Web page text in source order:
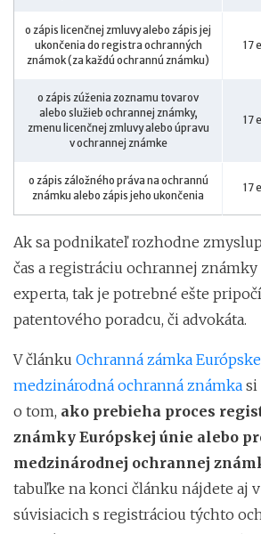
o zápis licenčnej zmluvy alebo zápis jej
ukončenia do registra ochranných
známok (za každú ochrannú známku)
17
o zápis zúženia zoznamu tovarov
alebo služieb ochrannej známky,
zmenu licenčnej zmluvy alebo úpravu
v ochrannej známke
17
o zápis záložného práva na ochrannú
známku alebo zápis jeho ukončenia
17
Ak sa podnikateľ rozhodne
čas a registráciu ochrannej známky
experta, tak je potrebné ešte
patentového poradcu, či advokáta.
V článku Ochranná zámka
medzinárodná ochranná známka si
o tom, ako prebieha proces
známky Európskej únie alebo
medzinárodnej ochrannej
tabuľke na konci článku nájdete aj
súvisiacich s registráciou týchto